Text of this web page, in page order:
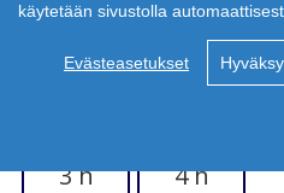
käytetään sivustolla
Evästeasetukset
Huoneistotyyppi
2 h
3 h 4 h